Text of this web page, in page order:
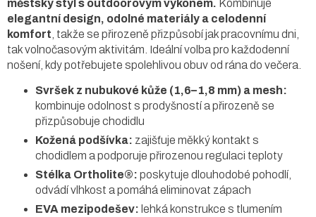
městský styl s outdoorovým výkonem. Kombinuje
elegantní design, odolné materiály a celodenní
komfort , takže se přirozeně přizpůsobí jak pracovnímu dni,
tak volnočasovým aktivitám. Ideální volba pro každodenní
nošení, kdy potřebujete spolehlivou obuv od rána do večera.
Svršek z nubukové kůže (1,6–1,8 mm) a mesh:
kombinuje odolnost s prodyšností a přirozeně se
přizpůsobuje chodidlu
Kožená podšívka: zajišťuje měkký kontakt s
chodidlem a podporuje přirozenou regulaci teploty
Stélka Ortholite®: poskytuje dlouhodobé pohodlí,
odvádí vlhkost a pomáhá eliminovat zápach
EVA mezipodešev: lehká konstrukce s tlumením